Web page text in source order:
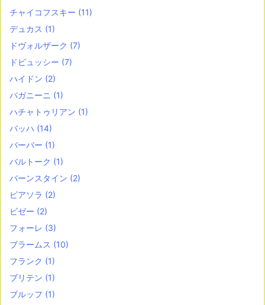
チャイコフスキー (11)
デュカス (1)
ドヴォルザーク (7)
ドビュッシー (7)
ハイドン (2)
パガニーニ (1)
ハチャトゥリアン (1)
バッハ (14)
バーバー (1)
バルトーク (1)
バーンスタイン (2)
ピアソラ (2)
ビゼー (2)
フォーレ (3)
ブラームス (10)
フランク (1)
ブリテン (1)
ブルッフ (1)